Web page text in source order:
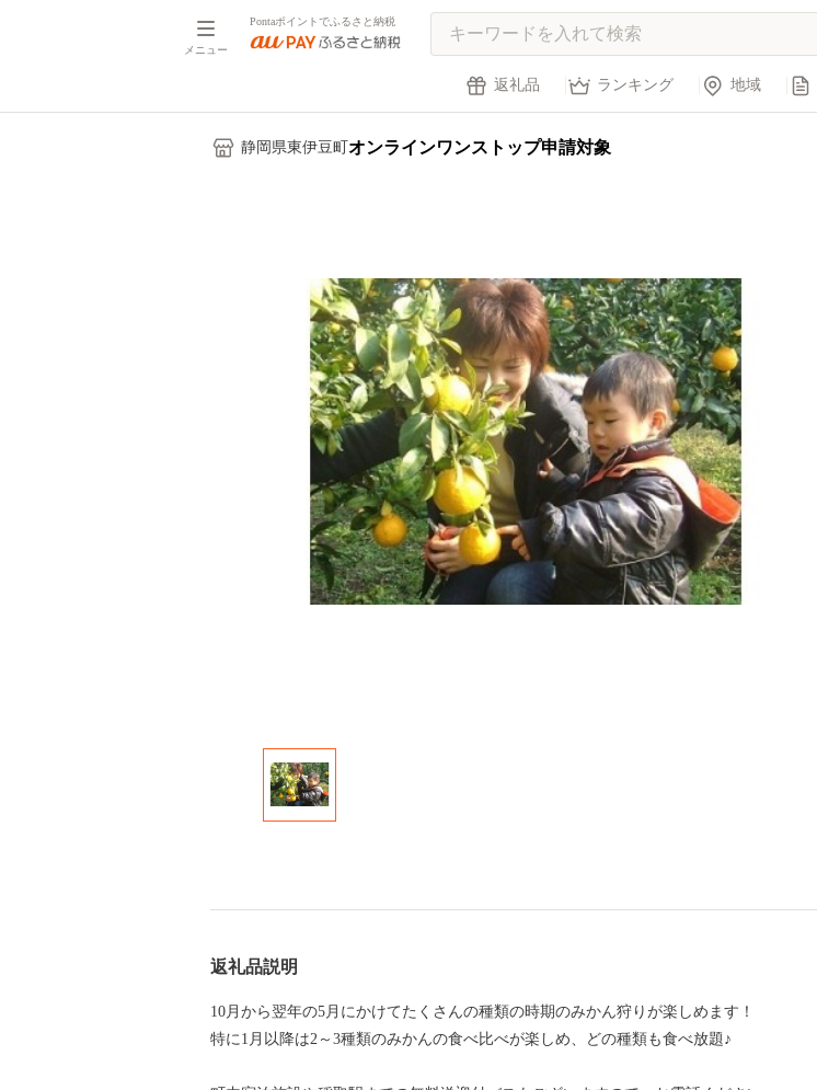
メニュー
Pontaポイントでふるさと納税
返礼品 ランキング 地域
静岡県東伊豆町 オンラインワンストップ申請対象
返礼品説明
10月から翌年の5月にかけてたくさんの種類の時期のみかん狩りが楽しめます！
特に1月以降は2～3種類のみかんの食べ比べが楽しめ、どの種類も食べ放題♪